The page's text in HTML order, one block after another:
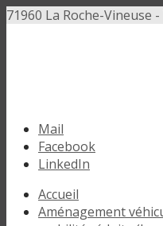
71960 La Roche-Vineuse
Mail
Facebook
LinkedIn
Accueil
Aménagement